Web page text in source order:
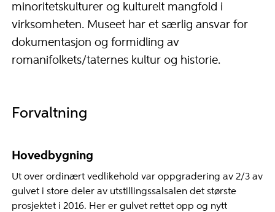
minoritetskulturer og kulturelt mangfold i
virksomheten. Museet har et særlig ansvar for
dokumentasjon og formidling av
romanifolkets/taternes kultur og historie.
Forvaltning
Hovedbygning
Ut over ordinært vedlikehold var oppgradering av 2/3 av
gulvet i store deler av utstillingssalsalen det største
prosjektet i 2016. Her er gulvet rettet opp og nytt